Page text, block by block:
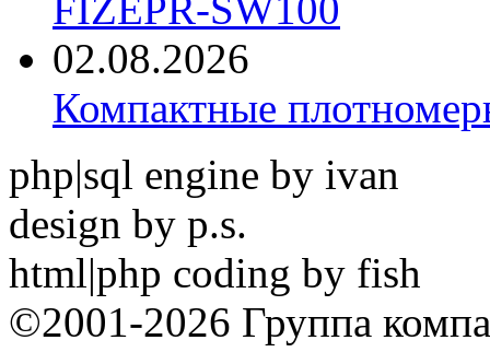
02.08.2026
Компактные
php|sql engine by ivan
design by p.s.
html|php coding by fish
©2001-2026 Группа